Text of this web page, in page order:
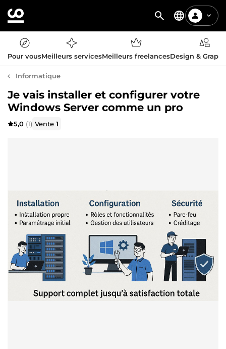
Pour vousMeilleurs servicesMeilleurs freelancesDesign &
Informatique
Je vais installer et configurer votre
Windows Server comme un pro
5,0 (1) Vente1